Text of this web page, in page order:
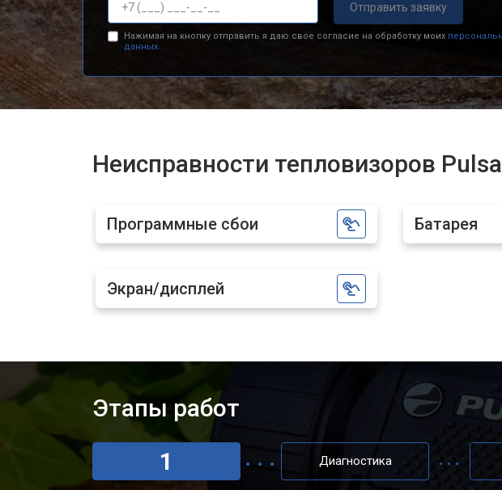
Отправить заявку
Нажимая на кнопку отправить я даю свое согласие на обработку моих
данных.
Неисправности тепловизоров
Программные сбои Батарея
Экран/дисплей
Этапы работ
1
Диагностика